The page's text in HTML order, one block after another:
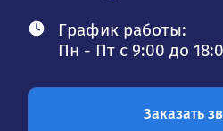
График работы:
Пн - Пт с 9:00 до
Заказать